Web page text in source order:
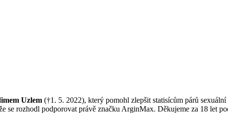
Uzlem (†1. 5. 2022), který pomohl zlepšit statisícům párů
se rozhodl podporovat právě značku ArginMax. Děkujeme za 18 let